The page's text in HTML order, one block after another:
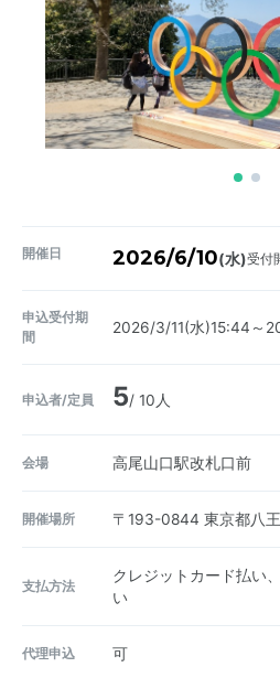
開催日 2026/6/10(水)受付
申込受付期
間
2026/3/11(水)15:44～
申込者/定員 5/ 10人
会場 高尾山口駅改札口前
開催場所 〒193-0844 東京都八
支払方法
クレジットカード払い
い
代理申込 可